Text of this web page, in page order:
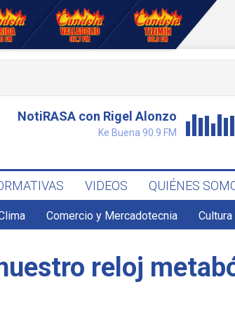
NotiRASA con Rigel Alonzo
Ke Buena 90.9 FM
VIDEOS QUIÉNES
Comercio y Mercadotecnia
reloj